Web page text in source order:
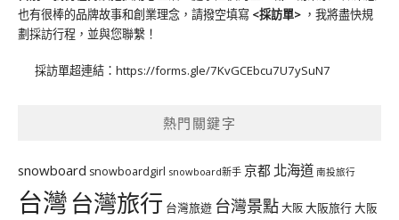
也有很棒的品牌故事和創業理念，請撥空填寫 <採訪單> ，我將盡快規
劃採訪行程，並與您聯繫！
採訪單超連結： https://forms.gle/7KvGCEbcu7U7ySuN7
熱門關鍵字
snowboard snowboardgirl snowboard新手 京都 北海道 南投旅行
台灣台灣旅行 台灣旅遊 台灣景點大阪大阪旅行大阪